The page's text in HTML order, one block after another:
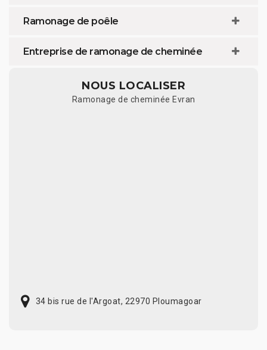
Ramonage de poêle
Entreprise de ramonage de cheminée
NOUS LOCALISER
Ramonage de cheminée Evran
34 bis rue de l'Argoat, 22970 Ploumagoar